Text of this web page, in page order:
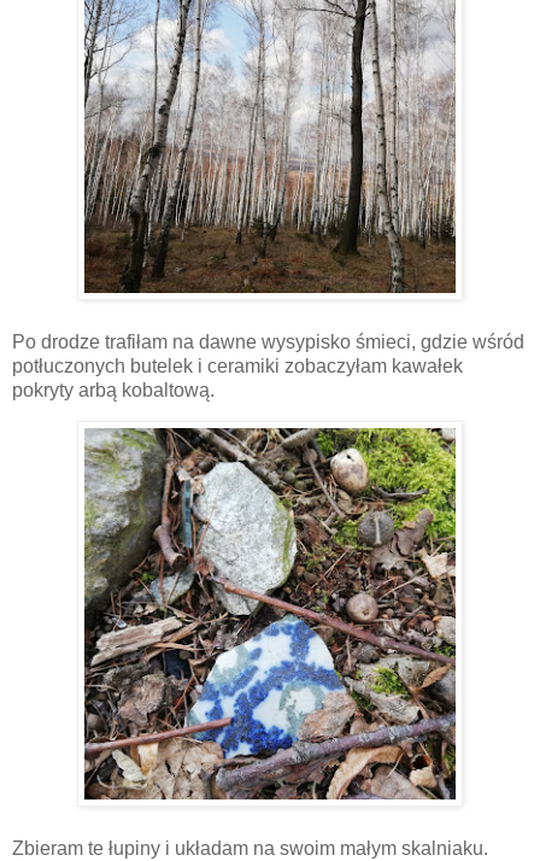
Po drodze trafiłam na dawne wysypisko śmieci, gdzie wśród
potłuczonych butelek i ceramiki zobaczyłam kawałek
pokryty arbą kobaltową.
Zbieram te łupiny i układam na swoim małym skalniaku.